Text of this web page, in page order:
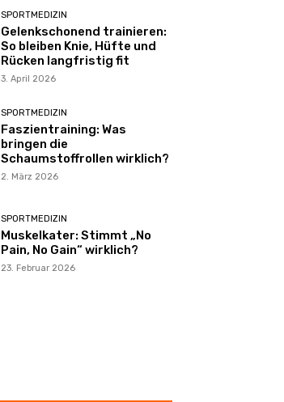
SPORTMEDIZIN
Gelenkschonend trainieren:
So bleiben Knie, Hüfte und
Rücken langfristig fit
3. April 2026
SPORTMEDIZIN
Faszientraining: Was
bringen die
Schaumstoffrollen wirklich?
2. März 2026
SPORTMEDIZIN
Muskelkater: Stimmt „No
Pain, No Gain“ wirklich?
23. Februar 2026